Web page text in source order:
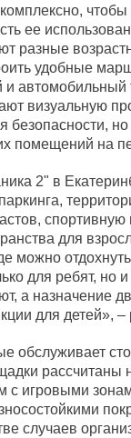
ее
разные
удобные
автомобильный
визуальную
безопасности,
помещений на
2" в
для
можно
для ребят, но
а назначение
для детей»,
обслуживает
с игровыми
случаев